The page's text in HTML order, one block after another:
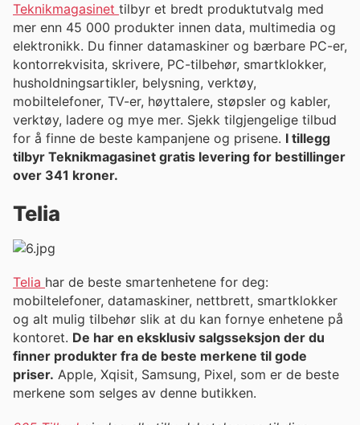
Teknikmagasinet tilbyr et bredt produktutvalg med
mer enn 45 000 produkter innen data, multimedia og
elektronikk. Du finner datamaskiner og bærbare PC-er,
kontorrekvisita, skrivere, PC-tilbehør, smartklokker,
husholdningsartikler, belysning, verktøy,
mobiltelefoner, TV-er, høyttalere, støpsler og kabler,
verktøy, ladere og mye mer. Sjekk tilgjengelige tilbud
for å finne de beste kampanjene og prisene. I tillegg
tilbyr Teknikmagasinet gratis levering for bestillinger
over 341 kroner.
Telia
Telia har de beste smartenhetene for deg:
mobiltelefoner, datamaskiner, nettbrett, smartklokker
og alt mulig tilbehør slik at du kan fornye enhetene på
kontoret. De har en eksklusiv salgsseksjon der du
finner produkter fra de beste merkene til gode
priser. Apple, Xqisit, Samsung, Pixel, som er de beste
merkene som selges av denne butikken.